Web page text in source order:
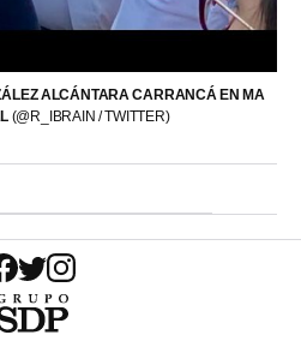
ALCÁNTARA CARRANCÁ EN MA
(@R_IBRAIN / TWITTER)